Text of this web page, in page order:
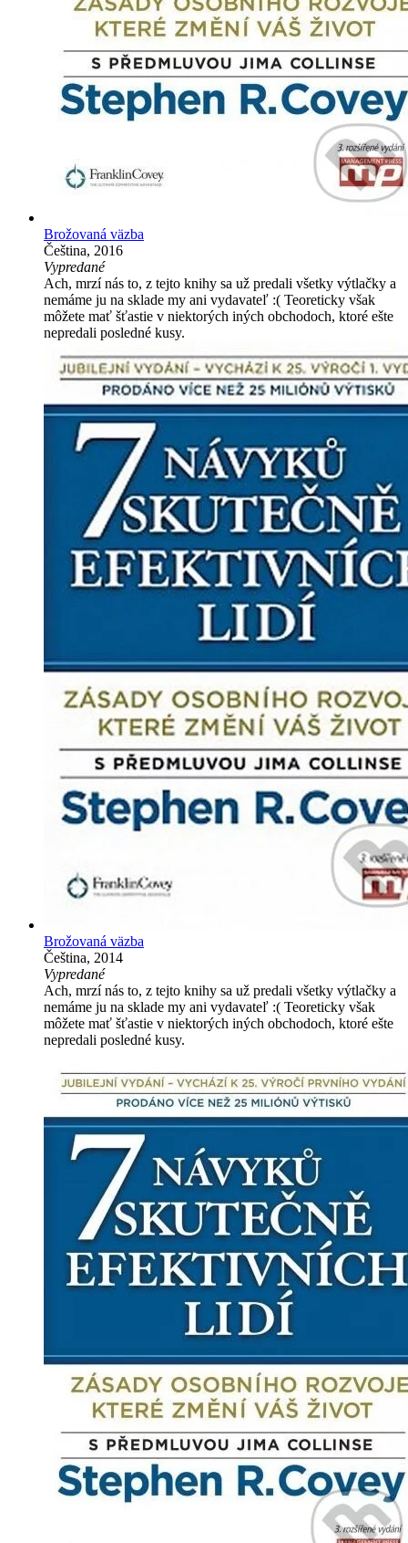
Brožovaná väzba
Čeština, 2016
Vypredané
Ach, mrzí nás to, z tejto knihy sa už predali všetky výtlačky a
nemáme ju na sklade my ani vydavateľ :( Teoreticky však
môžete mať šťastie v niektorých iných obchodoch, ktoré ešte
nepredali posledné kusy.
Brožovaná väzba
Čeština, 2014
Vypredané
Ach, mrzí nás to, z tejto knihy sa už predali všetky výtlačky a
nemáme ju na sklade my ani vydavateľ :( Teoreticky však
môžete mať šťastie v niektorých iných obchodoch, ktoré ešte
nepredali posledné kusy.